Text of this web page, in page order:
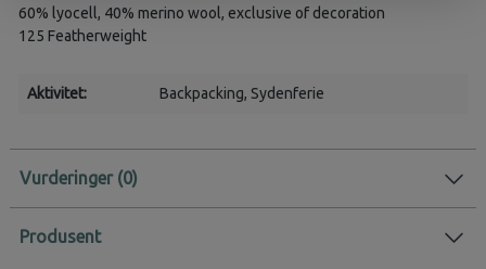
60% lyocell, 40% merino wool, exclusive of decoration
125 Featherweight
Aktivitet: Backpacking, Sydenferie
Vurderinger
Produsent